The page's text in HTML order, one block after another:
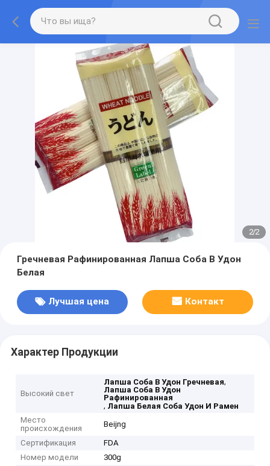
2/2
Гречневая Рафинированная Лапша Соба В Удон
Белая
Лучшая цена Контакт
Характер Продукции
Высокий свет
Лапша Соба В Удон Гречневая,
Лапша Соба В Удон
Рафинированная
, Лапша Белая Соба Удон И Рамен
Место
происхождения
Beijng
Сертификация
FDA
Номер модели
300g